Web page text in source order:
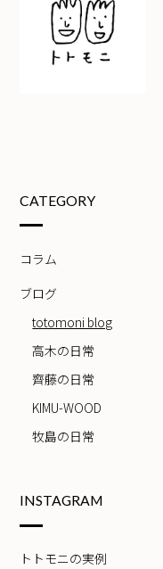
CATEGORY
コラム
ブログ
totomoni blog
高木の日常
齊藤の日常
KIMU-WOOD
牧島の日常
INSTAGRAM
トトモニの実例